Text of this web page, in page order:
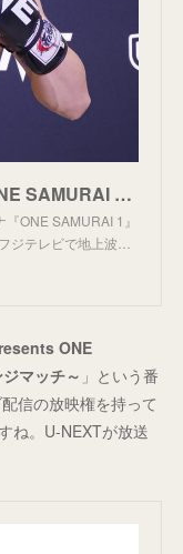
【ONE】武尊のラストマッチ『ONE SAMURAI 1』がフジテレビの番組表に、大会当日22：00～23：24に地上波放送
ONE SAMURAI 1』
ジテレビで地上波…
ONE
マッチ～ 」という番
信の放映権を持って
ね。U-NEXTが放送